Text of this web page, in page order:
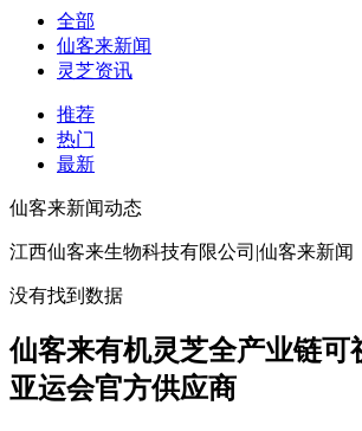
全部
仙客来新闻
灵芝资讯
推荐
热门
最新
仙客来新闻动态
江西仙客来生物科技有限公司|仙客来新闻
没有找到数据
仙客来有机灵芝全产业链可
亚运会官方供应商